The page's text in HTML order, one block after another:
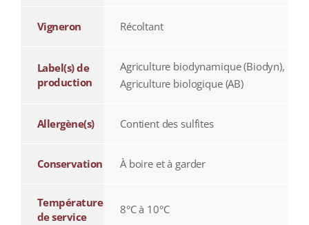
Vigneron Récoltant
Label(s) de
production
Agriculture biodynamique (Biodyn),
Agriculture biologique (AB)
Allergène(s) Contient des sulfites
Conservation À boire et à garder
Température
de service
8°C à 10°C